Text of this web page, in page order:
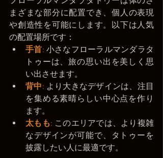
まざまな部分に配置でき、個人の表現
や創造性を可能にします。以下は人気
の配置場所です：
手首: 小さなフローラルマンダラタ
トゥーは、旅の思い出を美しく思
い出させます。
背中: より大きなデザインは、注目
を集める素晴らしい中心点を作り
ます。
太もも: このエリアでは、より複雑
なデザインが可能で、タトゥーを
披露したい人に最適です。